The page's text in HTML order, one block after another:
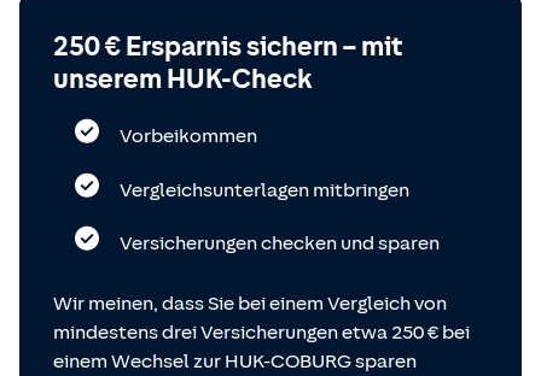
250 € Ersparnis sichern – mit
unserem HUK-Check
Vorbeikommen
Vergleichsunterlagen mitbringen
Versicherungen checken und sparen
Wir meinen, dass Sie bei einem Vergleich von
mindestens drei Versicherungen etwa 250 € bei
einem Wechsel zur HUK-COBURG sparen